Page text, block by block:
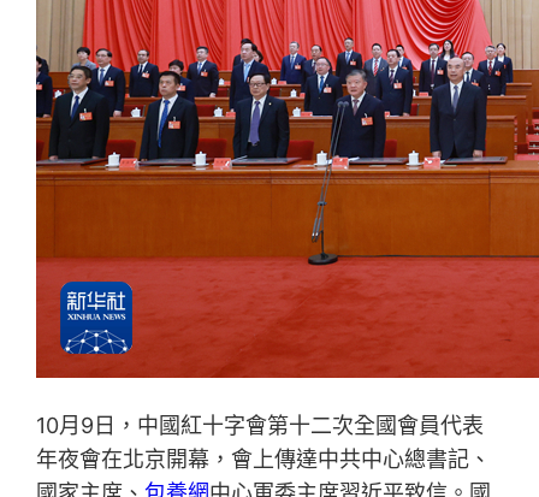
10月9日，中國紅十字會第十二次全國會員代表
年夜會在北京開幕，會上傳達中共中心總書記、